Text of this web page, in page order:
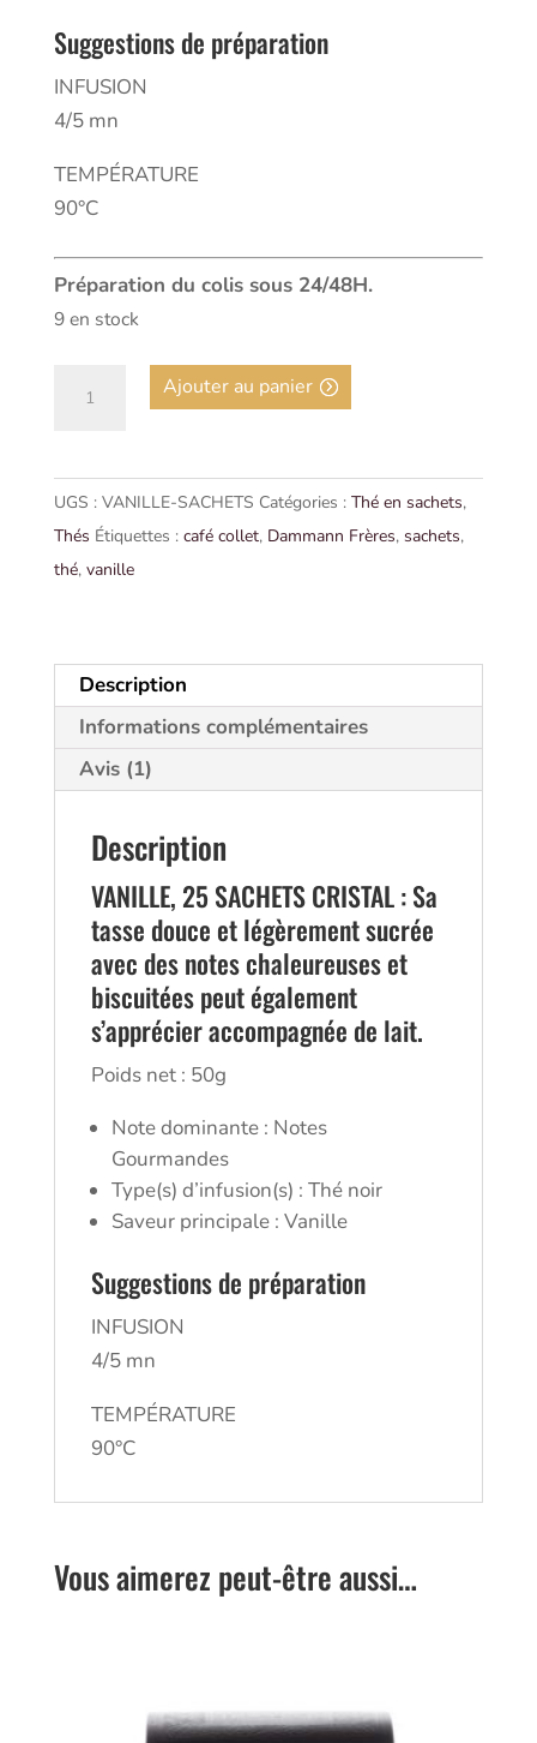
Suggestions de préparation
INFUSION
4/5 mn
TEMPÉRATURE
90°C
Préparation du colis sous 24/48H.
9 en stock
25
SACHETS
CRISTAL
|
Ajouter au panier
UGS : VANILLE-SACHETS Catégories : Thé en sachets,
Thés Étiquettes : café collet, Dammann Frères, sachets,
thé, vanille
Description
Informations complémentaires
Avis (1)
Description
VANILLE, 25 SACHETS CRISTAL : Sa
tasse douce et légèrement sucrée
avec des notes chaleureuses et
biscuitées peut également
s’apprécier accompagnée de lait.
Poids net : 50g
Note dominante : Notes
Gourmandes
Type(s) d’infusion(s) : Thé noir
Saveur principale : Vanille
Suggestions de préparation
INFUSION
4/5 mn
TEMPÉRATURE
90°C
Vous aimerez peut-être aussi…